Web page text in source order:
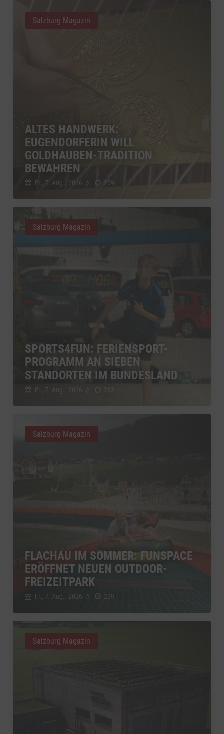
ALTES HANDWERK:
EUGENDORFERIN WILL
GOLDHAUBEN-TRADITION
BEWAHREN
Fr., 7. Aug.. 2026 // 259
Salzburg Magazin
SPORTS4FUN: FERIENSPORT-
PROGRAMM AN SIEBEN
STANDORTEN IM BUNDESLAND
Fr., 7. Aug.. 2026 263
Salzburg Magazin
FLACHAU IM SOMMER: FUNSPACE
ERÖFFNET NEUEN OUTDOOR-
FREIZEITPARK
Fr., 7. Aug.. 2026 // 239
Salzburg Magazin
Salzburg Magazin